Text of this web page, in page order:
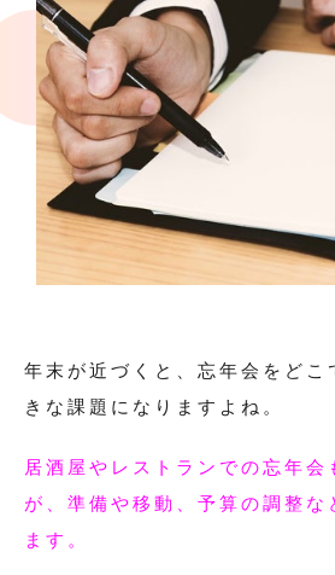
年末が近づくと、忘年会をどこ
きな課題になりますよね。
居酒屋やレストランでの忘年会
が、準備や移動、予算の調整な
ます。